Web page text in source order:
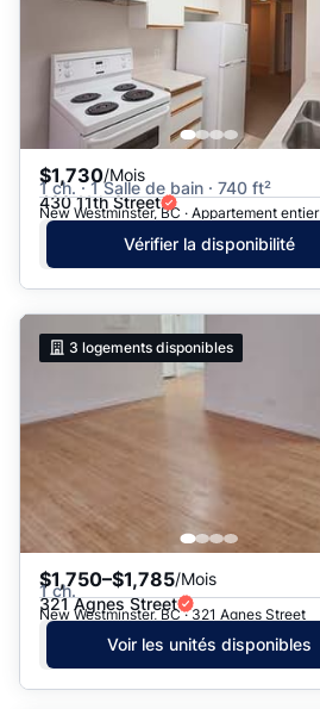
$1,730/Mois
1 ch. · 1 Salle de bain · 740 ft²
430 11th Street
New Westminster, BC · Appartement entier
Vérifier la disponibilité
3 logements disponibles
$1,750–$1,785/Mois
1 ch.
321 Agnes Street
New Westminster, BC · 321 Agnes Street
Voir les unités disponibles